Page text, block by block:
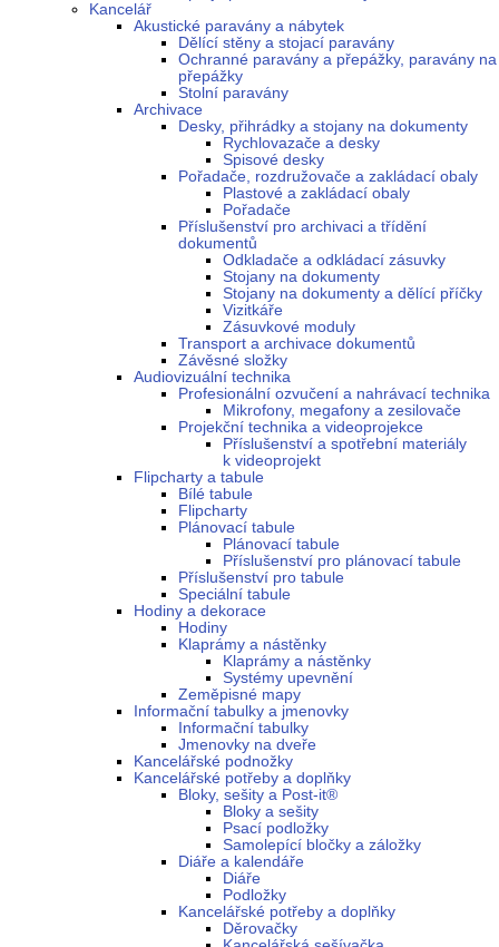
Kancelář
Akustické paravány a nábytek
Dělící stěny a stojací paravány
Ochranné paravány a přepážky, paravány na
přepážky
Stolní paravány
Archivace
Desky, přihrádky a stojany na dokumenty
Rychlovazače a desky
Spisové desky
Pořadače, rozdružovače a zakládací obaly
Plastové a zakládací obaly
Pořadače
Příslušenství pro archivaci a třídění
dokumentů
Odkladače a odkládací zásuvky
Stojany na dokumenty
Stojany na dokumenty a dělící příčky
Vizitkáře
Zásuvkové moduly
Transport a archivace dokumentů
Závěsné složky
Audiovizuální technika
Profesionální ozvučení a nahrávací technika
Mikrofony, megafony a zesilovače
Projekční technika a videoprojekce
Příslušenství a spotřební materiály
k videoprojekt
Flipcharty a tabule
Bílé tabule
Flipcharty
Plánovací tabule
Plánovací tabule
Příslušenství pro plánovací tabule
Příslušenství pro tabule
Speciální tabule
Hodiny a dekorace
Hodiny
Klaprámy a nástěnky
Klaprámy a nástěnky
Systémy upevnění
Zeměpisné mapy
Informační tabulky a jmenovky
Informační tabulky
Jmenovky na dveře
Kancelářské podnožky
Kancelářské potřeby a doplňky
Bloky, sešity a Post-it®
Bloky a sešity
Psací podložky
Samolepící bločky a záložky
Diáře a kalendáře
Diáře
Podložky
Kancelářské potřeby a doplňky
Děrovačky